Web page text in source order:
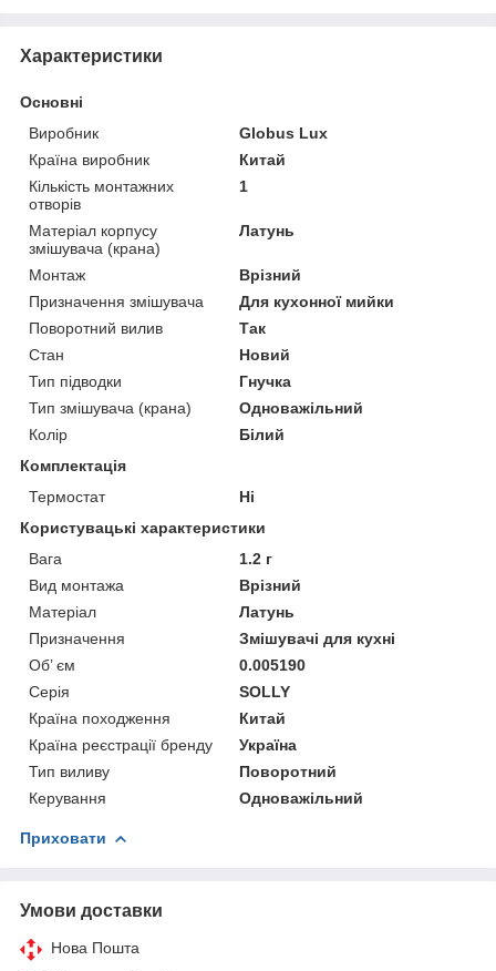
Характеристики
Основні
Виробник
Globus Lux
Країна виробник
Китай
Кількість монтажних
отворів
1
Матеріал корпусу
змішувача (крана)
Латунь
Монтаж
Врізний
Призначення змішувача
Для кухонної мийки
Поворотний вилив
Так
Стан
Новий
Тип підводки
Гнучка
Тип змішувача (крана)
Одноважільний
Колір
Білий
Комплектація
Термостат
Ні
Користувацькi характеристики
Вага
1.2 г
Вид монтажа
Врізний
Матеріал
Латунь
Призначення
Змішувачі для кухні
Об’ єм
0.005190
Серія
SOLLY
Країна походження
Китай
Країна реєстрації бренду
Україна
Тип виливу
Поворотний
Керування
Одноважільний
Приховати
Умови доставки
Нова Пошта